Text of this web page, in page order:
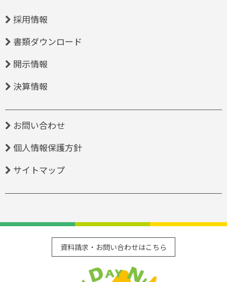
採用情報
書類ダウンロード
開示情報
決算情報
お問い合わせ
個人情報保護方針
サイトマップ
資料請求・お問い合わせはこちら